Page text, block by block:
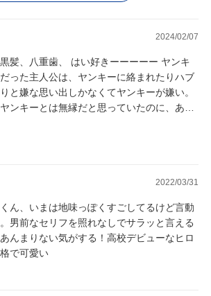
2024/02/07
、八重歯、 はい好きーーーーー ヤンキ
った主人公は、ヤンキーに絡まれたりハブ
と嫌な思い出しかなくてヤンキーが嫌い。
ンキーとは無縁だと思っていたのに、ある
論ヤンキー。 絡まれ...
2022/03/31
ん、いまは地味っぽくすごしてるけど言動
男前なセリフを照れなしでサラッと言える
んまりない気がする！高校デビューなヒロ
で可愛い